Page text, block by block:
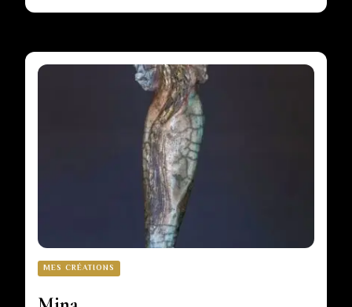
MES CRÉATIONS